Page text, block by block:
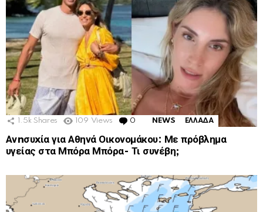
1.5k Shares 109 Views 0 Comments
NEWS ΕΛΛΑΔΑ
Ανnσυxία για Αθηνά Οικονομάκου: Με πρόβλημα
υγείας στα Μπόρα Μπόρα- Τι συνέβη;